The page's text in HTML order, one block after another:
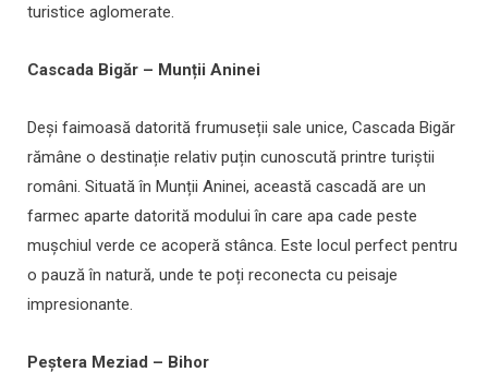
turistice aglomerate.
Cascada Bigăr – Munții Aninei
Deși faimoasă datorită frumuseții sale unice, Cascada Bigăr
rămâne o destinație relativ puțin cunoscută printre turiștii
români. Situată în Munții Aninei, această cascadă are un
farmec aparte datorită modului în care apa cade peste
mușchiul verde ce acoperă stânca. Este locul perfect pentru
o pauză în natură, unde te poți reconecta cu peisaje
impresionante.
Peștera Meziad – Bihor